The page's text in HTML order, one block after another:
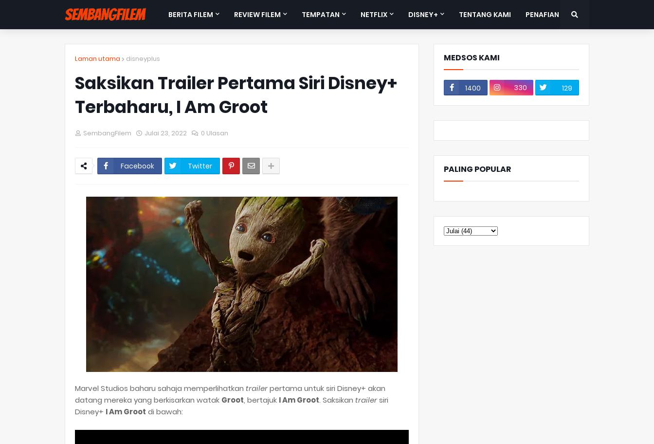
BERITA FILEM REVIEW FILEM TEMPATAN NETFLIX DISNEY+ TENTANG KAMI PENAFIAN
Laman utama disneyplus
Saksikan Trailer Pertama Siri Disney+
Terbaharu, I Am Groot
SembangFilem Julai 23, 2022 0 Ulasan
Facebook Twitter
Marvel Studios baharu sahaja memperlihatkan trailerpertama untuk siri Disney+ akan
datang mereka yang berkisarkan watak Groot, bertajuk I Am Groot. Saksikan trailersiri
Disney+ I Am Groot di bawah:
MEDSOS KAMI
1400 330 129
PALING POPULAR